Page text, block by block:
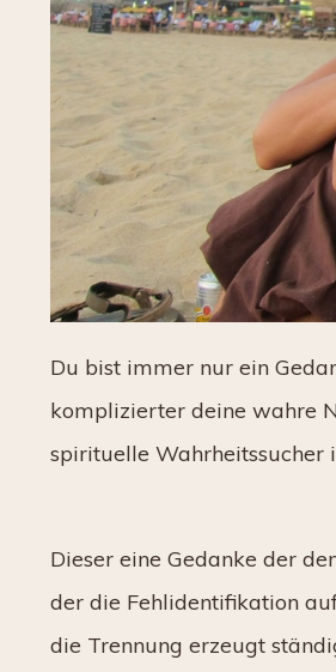
Du bist immer nur ein
komplizierter deine wahre
spirituelle Wahrheitssucher
Dieser eine Gedanke der
der die Fehlidentifikation
die Trennung erzeugt